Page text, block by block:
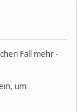
Fall mehr -
um